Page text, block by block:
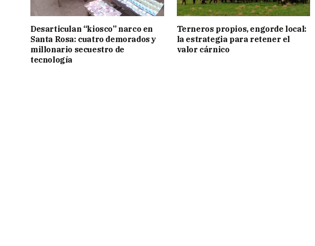
Desarticulan “kiosco” narco en
Santa Rosa: cuatro demorados y
millonario secuestro de
tecnología
Terneros propios, engorde local:
la estrategia para retener el
valor cárnico